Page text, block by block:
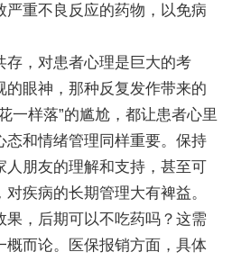
严重不良反应的药物，以免病
存，对患者心理是巨大的考
的眼神，那种反复发作带来的
一样落”的尴尬，都让患者心里
态和情绪管理同样重要。保持
人朋友的理解和支持，甚至可
疾病的长期管理大有裨益。
果，后期可以不吃药吗？这需
概而论。医保报销方面，具体